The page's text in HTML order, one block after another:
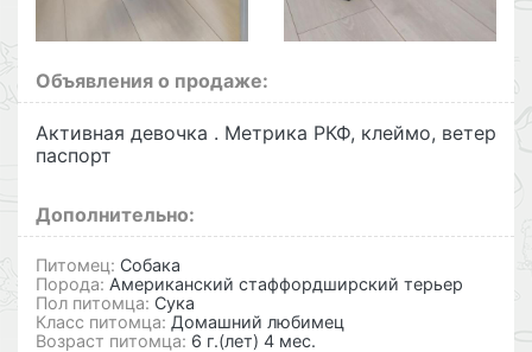
Объявления о продаже:
Активная девочка . Метрика РКФ, клеймо, ветер
паспорт
Дополнительно:
Питомец: Собака
Порода: Американский стаффордширский терьер
Пол питомца: Сука
Класс питомца: Домашний любимец
Возраст питомца: 6 г.(лет) 4 мес.